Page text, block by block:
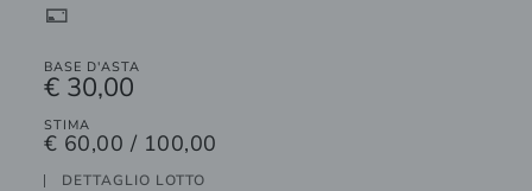
%
BASE D'ASTA
€ 30,00
STIMA
€ 60,00 / 100,00
DETTAGLIO LOTTO